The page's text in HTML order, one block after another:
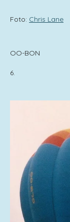
Foto: Chris Lane
OO-BON
6.